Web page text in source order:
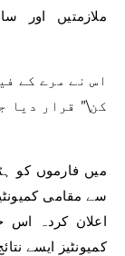
اس نے مرے کے
کن\” قرار دیا
سے مقامی
اعلان کردہ اس
کمیونٹیز ایسے